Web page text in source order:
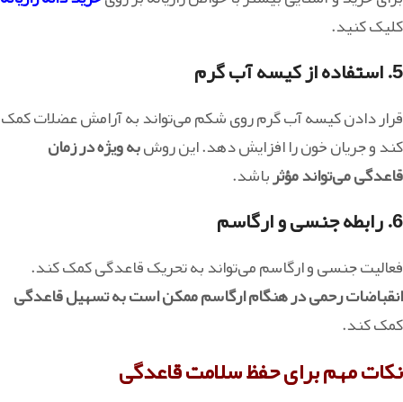
کلیک کنید.
5. استفاده از کیسه آب گرم
قرار دادن کیسه آب گرم روی شکم می‌تواند به آرامش عضلات کمک
کند و جریان خون را افزایش دهد. این روشبه ویژه در زمان
قاعدگی می‌تواند مؤثرباشد.
6. رابطه جنسی و ارگاسم
فعالیت جنسی و ارگاسم می‌تواند به تحریک قاعدگی کمک کند.
انقباضات رحمی در هنگام ارگاسم ممکن است به تسهیل قاعدگی
کمک کند.
نکات مهم برای حفظ سلامت قاعدگی